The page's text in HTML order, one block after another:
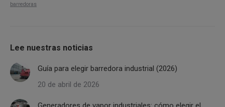
barredoras
Lee nuestras noticias
Guía para elegir barredora industrial (2026)
20 de abril de 2026